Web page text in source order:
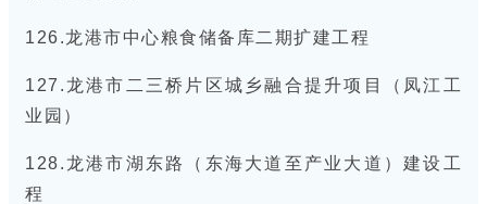
126.龙港市中心粮食储备库二期扩建工程
127.龙港市二三桥片区城乡融合提升项目（凤江工
业园）
128.龙港市湖东路（东海大道至产业大道）建设工
程